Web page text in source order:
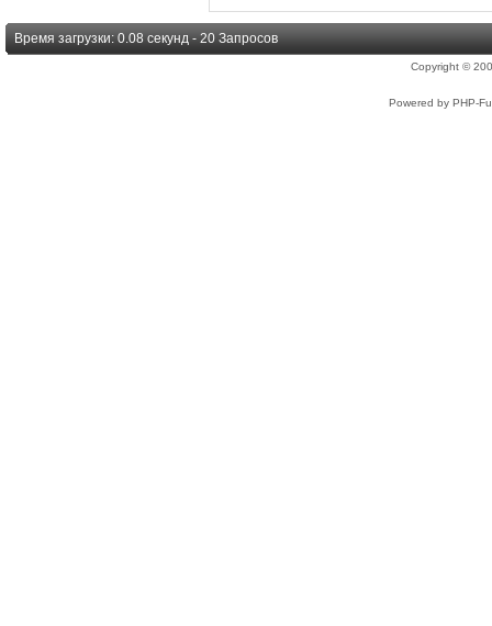
Время загрузки: 0.08 секунд - 20 Запросов
Copyright ©
Powered by PHP-